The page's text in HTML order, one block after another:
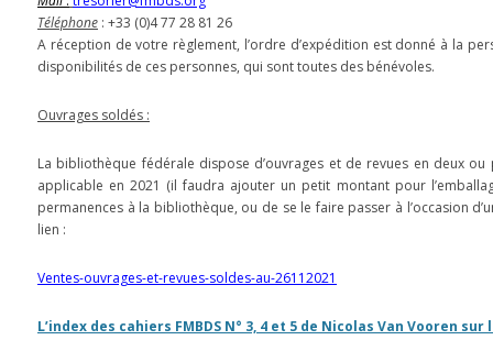
Téléphone : +33 (0)4 77 28 81 26
A réception de votre règlement, l’ordre d’expédition est donné à la
disponibilités de ces personnes, qui sont toutes des bénévoles.
Ouvrages soldés :
La bibliothèque fédérale dispose d’ouvrages et de revues en deux
applicable en 2021 (il faudra ajouter un petit montant pour
permanences à la bibliothèque, ou de se le faire passer à l’occasion
lien :
Ventes-ouvrages-et-revues-soldes-au-26112021
L’index des cahiers FMBDS N° 3, 4 et 5 de Nicolas Van Vooren sur